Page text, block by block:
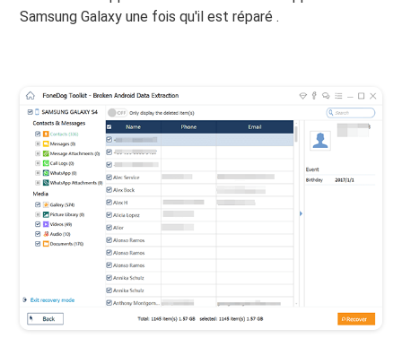
Samsung Galaxy une fois qu'il est réparé .